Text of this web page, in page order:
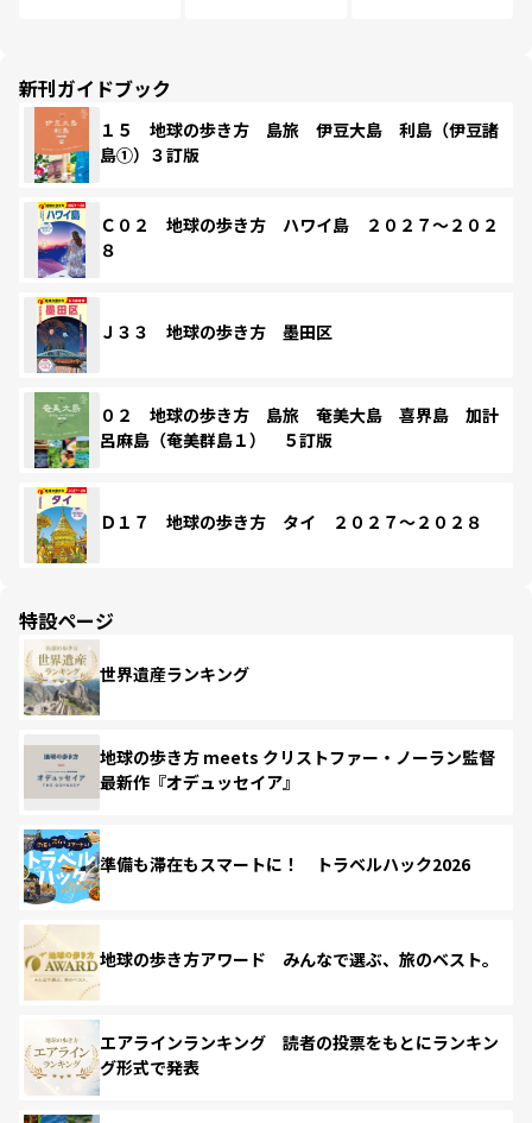
新刊ガイドブック
１５ 地球の歩き方 島旅 伊豆大島 利島（伊豆諸
島①）３訂版
Ｃ０２ 地球の歩き方 ハワイ島 ２０２７～２０２
８
Ｊ３３ 地球の歩き方 墨田区
０２ 地球の歩き方 島旅 奄美大島 喜界島 加計
呂麻島（奄美群島１） ５訂版
Ｄ１７ 地球の歩き方 タイ ２０２７～２０２８
特設ページ
世界遺産ランキング
地球の歩き方 meets クリストファー・ノーラン監督
最新作『オデュッセイア』
準備も滞在もスマートに！ トラベルハック2026
地球の歩き方アワード みんなで選ぶ、旅のベスト。
エアラインランキング 読者の投票をもとにランキン
グ形式で発表